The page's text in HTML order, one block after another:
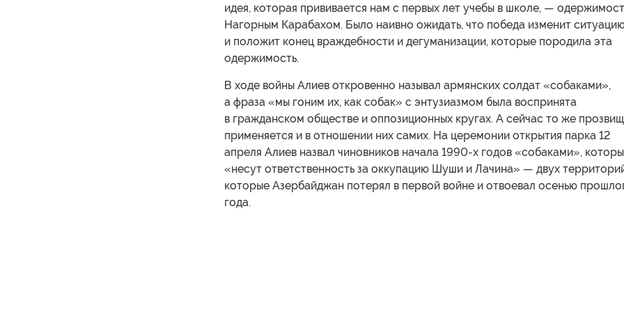
идея, которая прививается нам с первых лет учебы в школе, —
Нагорным Карабахом. Было наивно ожидать, что победа изменит
и положит конец враждебности и дегуманизации, которые породила эта
одержимость.
В ходе войны Алиев откровенно называл армянских солдат «собаками»,
а фраза «мы гоним их, как собак» с энтузиазмом была воспринята
в гражданском обществе и оппозиционных кругах. А сейчас то же
применяется и в отношении них самих. На церемонии открытия парка 12
апреля Алиев назвал чиновников начала 1990-х годов «собаками»,
«несут ответственность за оккупацию Шуши и Лачина» — двух
которые Азербайджан потерял в первой войне и отвоевал осенью
года.